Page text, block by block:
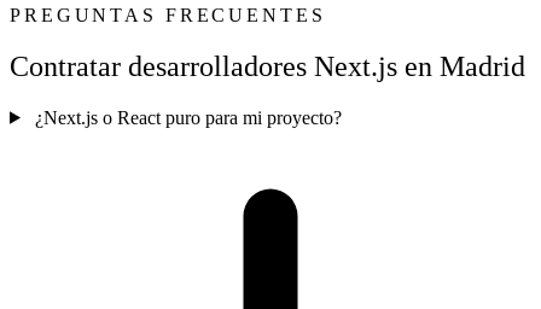
PREGUNTAS FRECUENTES
Contratar desarrolladores Next.js en Madrid
¿Next.js o React puro para mi proyecto?